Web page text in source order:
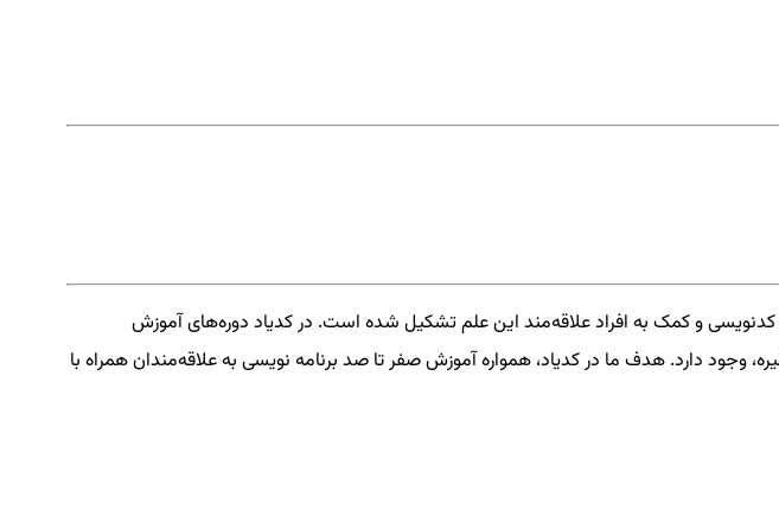
و کمک به افراد علاقه‌مند این علم تشکیل شده است. در کدیاد دوره‌های آموزش
وجود دارد. هدف ما در کدیاد، همواره آموزش صفر تا صد برنامه نویسی به علاقه‌مندان همراه با